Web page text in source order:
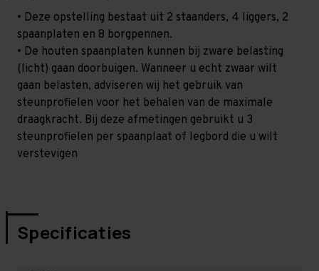
• Deze opstelling bestaat uit 2 staanders, 4 liggers, 2
spaanplaten en 8 borgpennen.
• De houten spaanplaten kunnen bij zware belasting
(licht) gaan doorbuigen. Wanneer u echt zwaar wilt
gaan belasten, adviseren wij het gebruik van
steunprofielen voor het behalen van de maximale
draagkracht. Bij deze afmetingen gebruikt u 3
steunprofielen per spaanplaat of legbord die u wilt
verstevigen
Specificaties